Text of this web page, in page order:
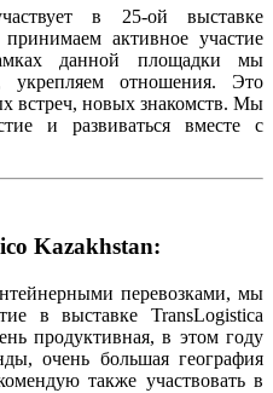
в 25-ой выставке
активное участие
данной площадки мы
укрепляем отношения. Это
встреч, новых знакомств. Мы
и развиваться вместе с
Kazakhstan:
перевозками, мы
в выставке TransLogistica
продуктивная, в этом году
очень большая география
также участвовать в